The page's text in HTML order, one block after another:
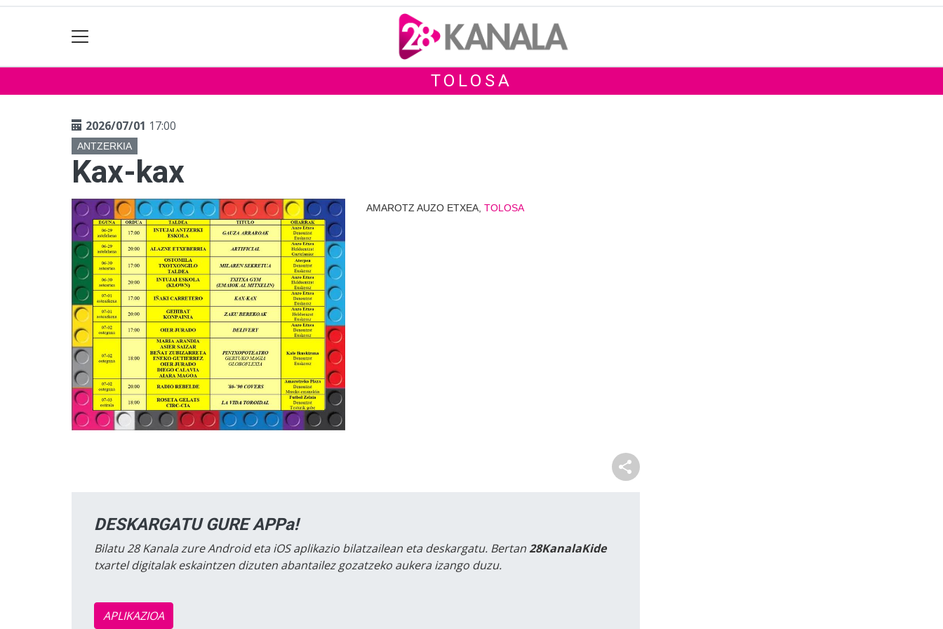
TOLOSA
2026/07/01 17:00
ANTZERKIA
Kax-kax
AMAROTZ AUZO ETXEA, TOLOSA
DESKARGATU GURE APPa!
Bilatu 28 Kanala zure Android eta iOS aplikazio bilatzailean eta deskargatu. Bertan28KanalaKide
txartel digitalak eskaintzen dizuten abantailez gozatzeko aukera izango duzu.
APLIKAZIOA